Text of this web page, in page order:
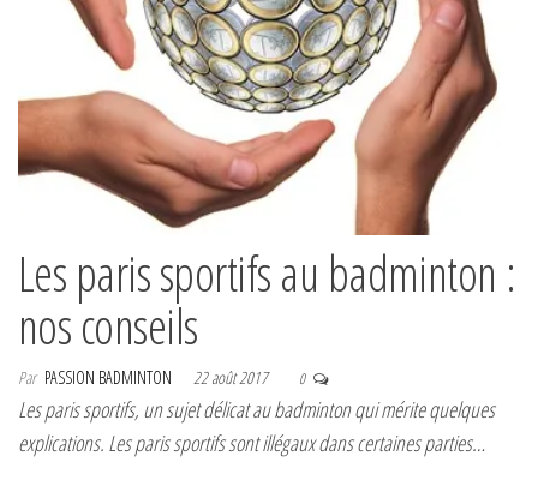
Les paris sportifs au badminton :
nos conseils
Par PASSION BADMINTON 22 août 2017 0
Les paris sportifs, un sujet délicat au badminton qui mérite quelques
explications. Les paris sportifs sont illégaux dans certaines parties…